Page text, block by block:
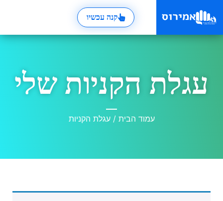
קנה עכשיו
עגלת הקניות שלי
עמוד הבית / עגלת הקניות